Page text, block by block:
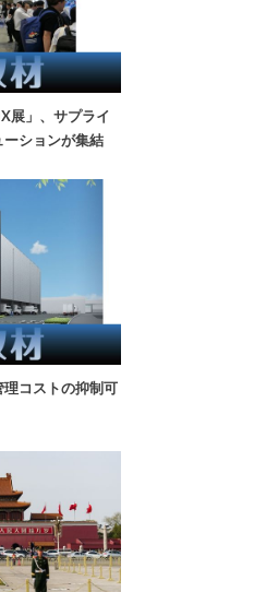
展」、サプライ
ションが集結
理コストの抑制可